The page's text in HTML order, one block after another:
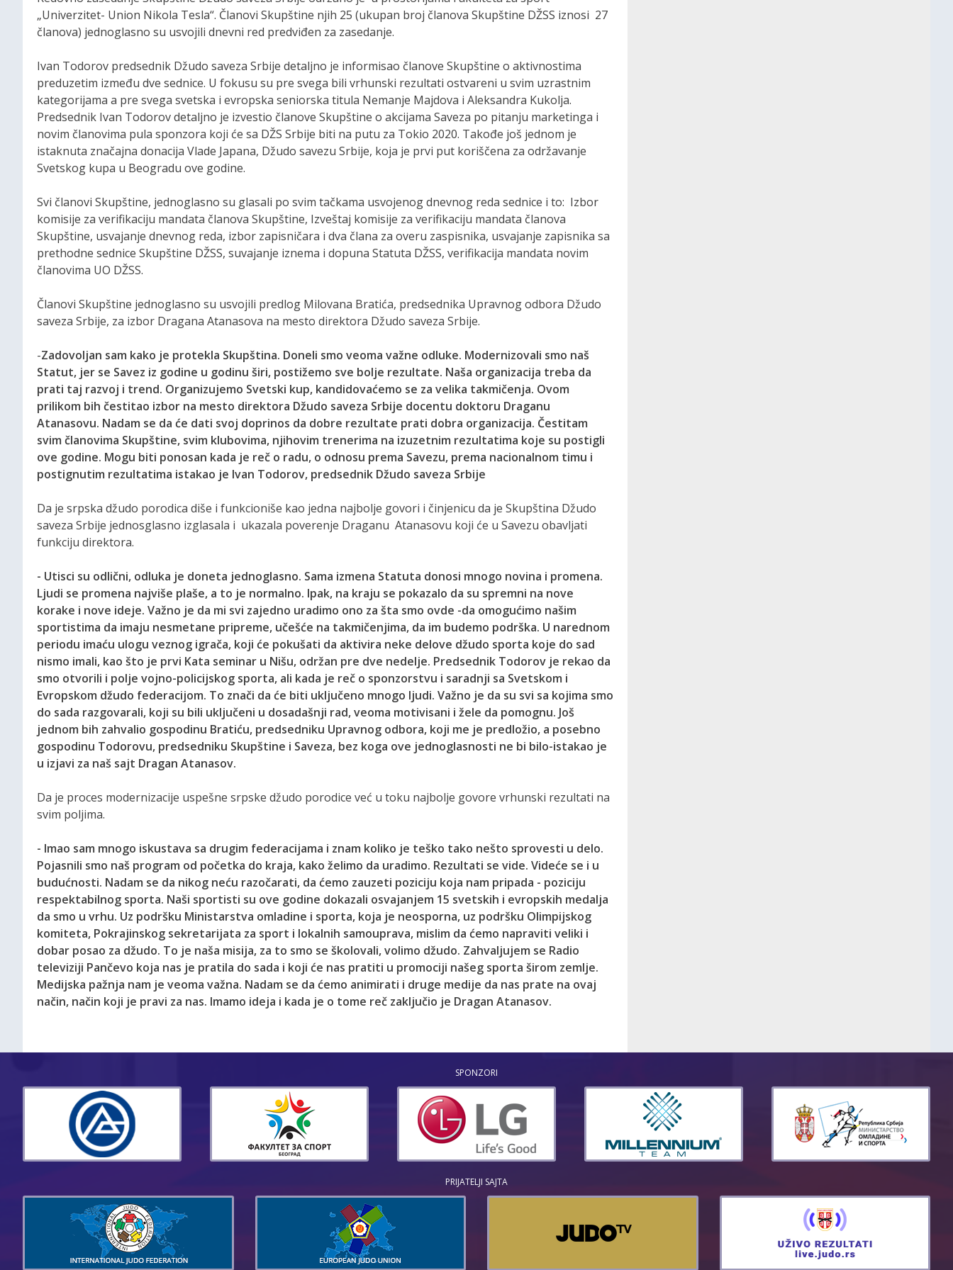
„Univerzitet- Union Nikola Tesla“. Članovi Skupštine njih 25 (ukupan broj članova Skupštine DŽSS iznosi 27
članova) jednoglasno su usvojili dnevni red predviđen za zasedanje.
Ivan Todorov predsednik Džudo saveza Srbije detaljno je informisao članove Skupštine o aktivnostima
preduzetim između dve sednice. U fokusu su pre svega bili vrhunski rezultati ostvareni u svim uzrastnim
kategorijama a pre svega svetska i evropska seniorska titula Nemanje Majdova i Aleksandra Kukolja.
Predsednik Ivan Todorov detaljno je izvestio članove Skupštine o akcijama Saveza po pitanju marketinga i
novim članovima pula sponzora koji će sa DŽS Srbije biti na putu za Tokio 2020. Takođe još jednom je
istaknuta značajna donacija Vlade Japana, Džudo savezu Srbije, koja je prvi put koriščena za održavanje
Svetskog kupa u Beogradu ove godine.
Svi članovi Skupštine, jednoglasno su glasali po svim tačkama usvojenog dnevnog reda sednice i to: Izbor
komisije za verifikaciju mandata članova Skupštine, Izveštaj komisije za verifikaciju mandata članova
Skupštine, usvajanje dnevnog reda, izbor zapisničara i dva člana za overu zaspisnika, usvajanje zapisnika sa
prethodne sednice Skupštine DŽSS, suvajanje iznema i dopuna Statuta DŽSS, verifikacija mandata novim
članovima UO DŽSS.
Članovi Skupštine jednoglasno su usvojili predlog Milovana Bratića, predsednika Upravnog odbora Džudo
saveza Srbije, za izbor Dragana Atanasova na mesto direktora Džudo saveza Srbije.
-Zadovoljan sam kako je protekla Skupština. Doneli smo veoma važne odluke. Modernizovali smo naš
Statut, jer se Savez iz godine u godinu širi, postižemo sve bolje rezultate. Naša organizacija treba da
prati taj razvoj i trend. Organizujemo Svetski kup, kandidovaćemo se za velika takmičenja. Ovom
prilikom bih čestitao izbor na mesto direktora Džudo saveza Srbije docentu doktoru Draganu
Atanasovu. Nadam se da će dati svoj doprinos da dobre rezultate prati dobra organizacija. Čestitam
svim članovima Skupštine, svim klubovima, njihovim trenerima na izuzetnim rezultatima koje su postigli
ove godine. Mogu biti ponosan kada je reč o radu, o odnosu prema Savezu, prema nacionalnom timu i
postignutim rezultatima istakao je Ivan Todorov, predsednik Džudo saveza Srbije
Da je srpska džudo porodica diše i funkcioniše kao jedna najbolje govori i činjenicu da je Skupština Džudo
saveza Srbije jednosglasno izglasala i ukazala poverenje Draganu Atanasovu koji će u Savezu obavljati
funkciju direktora.
- Utisci su odlični, odluka je doneta jednoglasno. Sama izmena Statuta donosi mnogo novina i promena.
Ljudi se promena najviše plaše, a to je normalno. Ipak, na kraju se pokazalo da su spremni na nove
korake i nove ideje. Važno je da mi svi zajedno uradimo ono za šta smo ovde -da omogućimo našim
sportistima da imaju nesmetane pripreme, učešće na takmičenjima, da im budemo podrška. U narednom
periodu imaću ulogu veznog igrača, koji će pokušati da aktivira neke delove džudo sporta koje do sad
nismo imali, kao što je prvi Kata seminar u Nišu, održan pre dve nedelje. Predsednik Todorov je rekao da
smo otvorili i polje vojno-policijskog sporta, ali kada je reč o sponzorstvu i saradnji sa Svetskom i
Evropskom džudo federacijom. To znači da će biti uključeno mnogo ljudi. Važno je da su svi sa kojima smo
do sada razgovarali, koji su bili uključeni u dosadašnji rad, veoma motivisani i žele da pomognu. Još
jednom bih zahvalio gospodinu Bratiću, predsedniku Upravnog odbora, koji me je predložio, a posebno
gospodinu Todorovu, predsedniku Skupštine i Saveza, bez koga ove jednoglasnosti ne bi bilo-istakao je
u izjavi za naš sajt Dragan Atanasov.
Da je proces modernizacije uspešne srpske džudo porodice već u toku najbolje govore vrhunski rezultati na
svim poljima.
- Imao sam mnogo iskustava sa drugim federacijama i znam koliko je teško tako nešto sprovesti u delo.
Pojasnili smo naš program od početka do kraja, kako želimo da uradimo. Rezultati se vide. Videće se i u
budućnosti. Nadam se da nikog neću razočarati, da ćemo zauzeti poziciju koja nam pripada - poziciju
respektabilnog sporta. Naši sportisti su ove godine dokazali osvajanjem 15 svetskih i evropskih medalja
da smo u vrhu. Uz podršku Ministarstva omladine i sporta, koja je neosporna, uz podršku Olimpijskog
komiteta, Pokrajinskog sekretarijata za sport i lokalnih samouprava, mislim da ćemo napraviti veliki i
dobar posao za džudo. To je naša misija, za to smo se školovali, volimo džudo. Zahvaljujem se Radio
televiziji Pančevo koja nas je pratila do sada i koji će nas pratiti u promociji našeg sporta širom zemlje.
Medijska pažnja nam je veoma važna. Nadam se da ćemo animirati i druge medije da nas prate na ovaj
način, način koji je pravi za nas. Imamo ideja i kada je o tome reč zaključio je Dragan Atanasov.
SPONZORI
PRIJATELJI SAJTA